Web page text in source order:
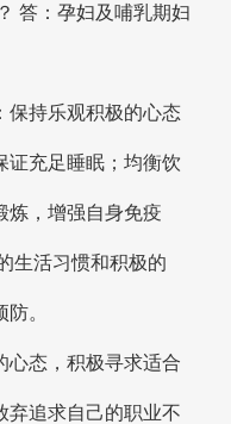
答：孕妇及哺乳期妇
保持乐观积极的心态
证充足睡眠；均衡饮
炼，增强自身免疫
生活习惯和积极的
。
心态，积极寻求适合
弃追求自己的职业不